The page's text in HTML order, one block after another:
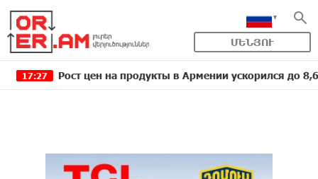
ՄԵՆՅՈՒ
Рост цен на продукты в Армении ускорился до 8,6%: ЕАБР